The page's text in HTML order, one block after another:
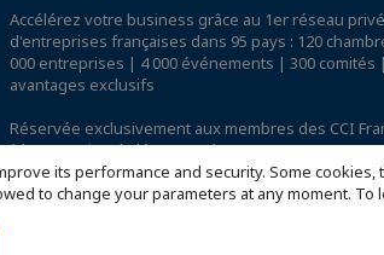
its performance and security. Some
to change your parameters at any moment.
Accélérez votre business grâce au 1er réseau privé
d'entreprises françaises dans 95 pays : 120
000 entreprises | 4 000 événements | 300 comités
avantages exclusifs
Réservée exclusivement aux membres des CCI
à l'International,découvrez l'app CCIFI Connect.